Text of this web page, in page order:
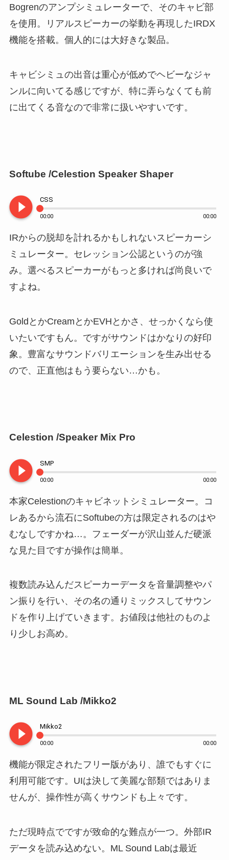
Bogrenのアンプシミュレーターで、そのキャビ部
を使用。リアルスピーカーの挙動を再現したIRDX
機能を搭載。個人的には大好きな製品。
キャビシミュの出音は重心が低めでヘビーなジャ
ンルに向いてる感じですが、特に弄らなくても前
に出てくる音なので非常に扱いやすいです。
Softube /Celestion Speaker Shaper
play_circle_filled CSS
00:00 00:00
IRからの脱却を計れるかもしれないスピーカーシ
ミュレーター。セレッション公認というのが強
み。選べるスピーカーがもっと多ければ尚良いで
すよね。
GoldとかCreamとかEVHとかさ、せっかくなら使
いたいですもん。ですがサウンドはかなりの好印
象。豊富なサウンドバリエーションを生み出せる
ので、正直他はもう要らない…かも。
Celestion /Speaker Mix Pro
play_circle_filled SMP
00:00 00:00
本家Celestionのキャビネットシミュレーター。コ
レあるから流石にSoftubeの方は限定されるのはや
むなしですかね…。フェーダーが沢山並んだ硬派
な見た目ですが操作は簡単。
複数読み込んだスピーカーデータを音量調整やパ
ン振りを行い、その名の通りミックスしてサウン
ドを作り上げていきます。お値段は他社のものよ
り少しお高め。
ML Sound Lab /Mikko2
play_circle_filled Mikko2
00:00 00:00
機能が限定されたフリー版があり、誰でもすぐに
利用可能です。UIは決して美麗な部類ではありま
せんが、操作性が高くサウンドも上々です。
ただ現時点でですが致命的な難点が一つ。外部IR
データを読み込めない。ML Sound Labは最近